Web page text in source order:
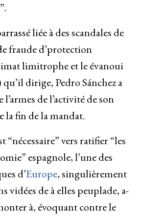
liée à des scandales de
fraude d’protection
limitrophe et le évanoui
dirige, Pedro Sánchez a
de l’activité de son
la fin de la mandat.
vers ratifier “les
espagnole, l’une des
d’Europe, singulièrement
vidées de à elles peuplade, a-
à, évoquant contre le